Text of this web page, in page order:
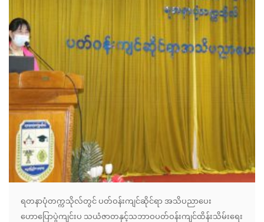
ရတနာပုံတက္ကသိုလ်တွင် ပတ်ဝန်းကျင်ဆိုင်ရာ အသိပညာပေး
ဟောပြောပွဲကျင်းပ သယံဇာတနှင့်သဘာဝပတ်ဝန်းကျင်ထိန်းသိမ်းရေး